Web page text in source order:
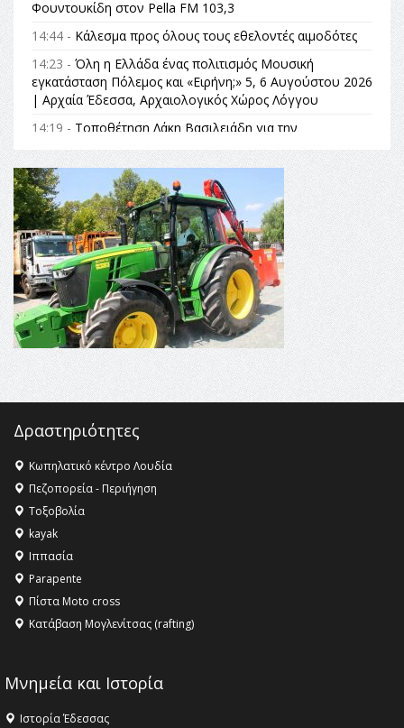
Φουντουκίδη στον Pella FM 103,3
14:44 - Κάλεσμα προς όλους τους εθελοντές αιμοδότες
14:23 - Όλη η Ελλάδα ένας πολιτισμός Μουσική
εγκατάσταση Πόλεμος και «Ειρήνη;» 5, 6 Αυγούστου 2026
| Αρχαία Έδεσσα, Αρχαιολογικός Χώρος Λόγγου
14:19 - Τοποθέτηση Λάκη Βασιλειάδη για την
Αναθεώρηση του Συντάγματος: «Σε τέτοιες κορυφαίες
θεσμικές διαδικασίες υπάρχει μόνο η ευθύνη απέναντι
στις επόμενες γενιές»
16:35 -Το πρόγραμμα του ΠΑΟΚ στον δεύτερο γύρο του
Champions League!
16:27 -Όλυμπος: Εντάχθηκε στον Κατάλογο Παγκόσμιας
Κληρονομιάς της UNESCO – Ομόφωνη η απόφαση Ο
Όλυμπος αναγνωρίστηκε ως φυσικό και πολιτιστικό
αγαθό εξέχουσας οικουμενικής αξίας για την
ανθρωπότητα
16:18 -
ΕΝΟΡΙΑΚΕΣ ΚΑΛΟΚΑΙΡΙΝΕΣ ΔΡΑΣΕΙΣ ΓΙΑ ΠΑΙΔΙΑ
ΣΤΗΝ ΕΔΕΣΣΑ
Δραστηριότητες
Κωπηλατικό κέντρο Λουδία
Πεζοπορεία - Περιήγηση
Τοξοβολία
kayak
Ιππασία
Parapente
Πίστα Moto cross
Κατάβαση Μογλενίτσας (rafting)
Μνημεία και Ιστορία
Ιστορία Έδεσσας